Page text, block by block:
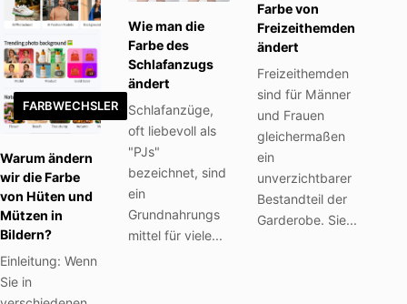
FARBWECHSLER
Warum ändern
wir die Farbe
von Hüten und
Mützen in
Bildern?
Einleitung: Wenn
Sie in
Wie man die
Farbe des
Schlafanzugs
ändert
Schlafanzüge,
oft liebevoll als
"PJs"
bezeichnet, sind
ein
Grundnahrungs
mittel für viele...
Farbe von
Freizeithemden
ändert
Freizeithemden
sind für Männer
und Frauen
gleichermaßen
ein
unverzichtbarer
Bestandteil der
Garderobe. Sie...